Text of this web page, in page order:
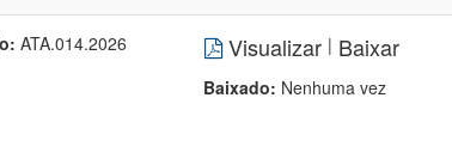
ATA.014.2026 Visualizar | Baixar
Baixado: Nenhuma vez